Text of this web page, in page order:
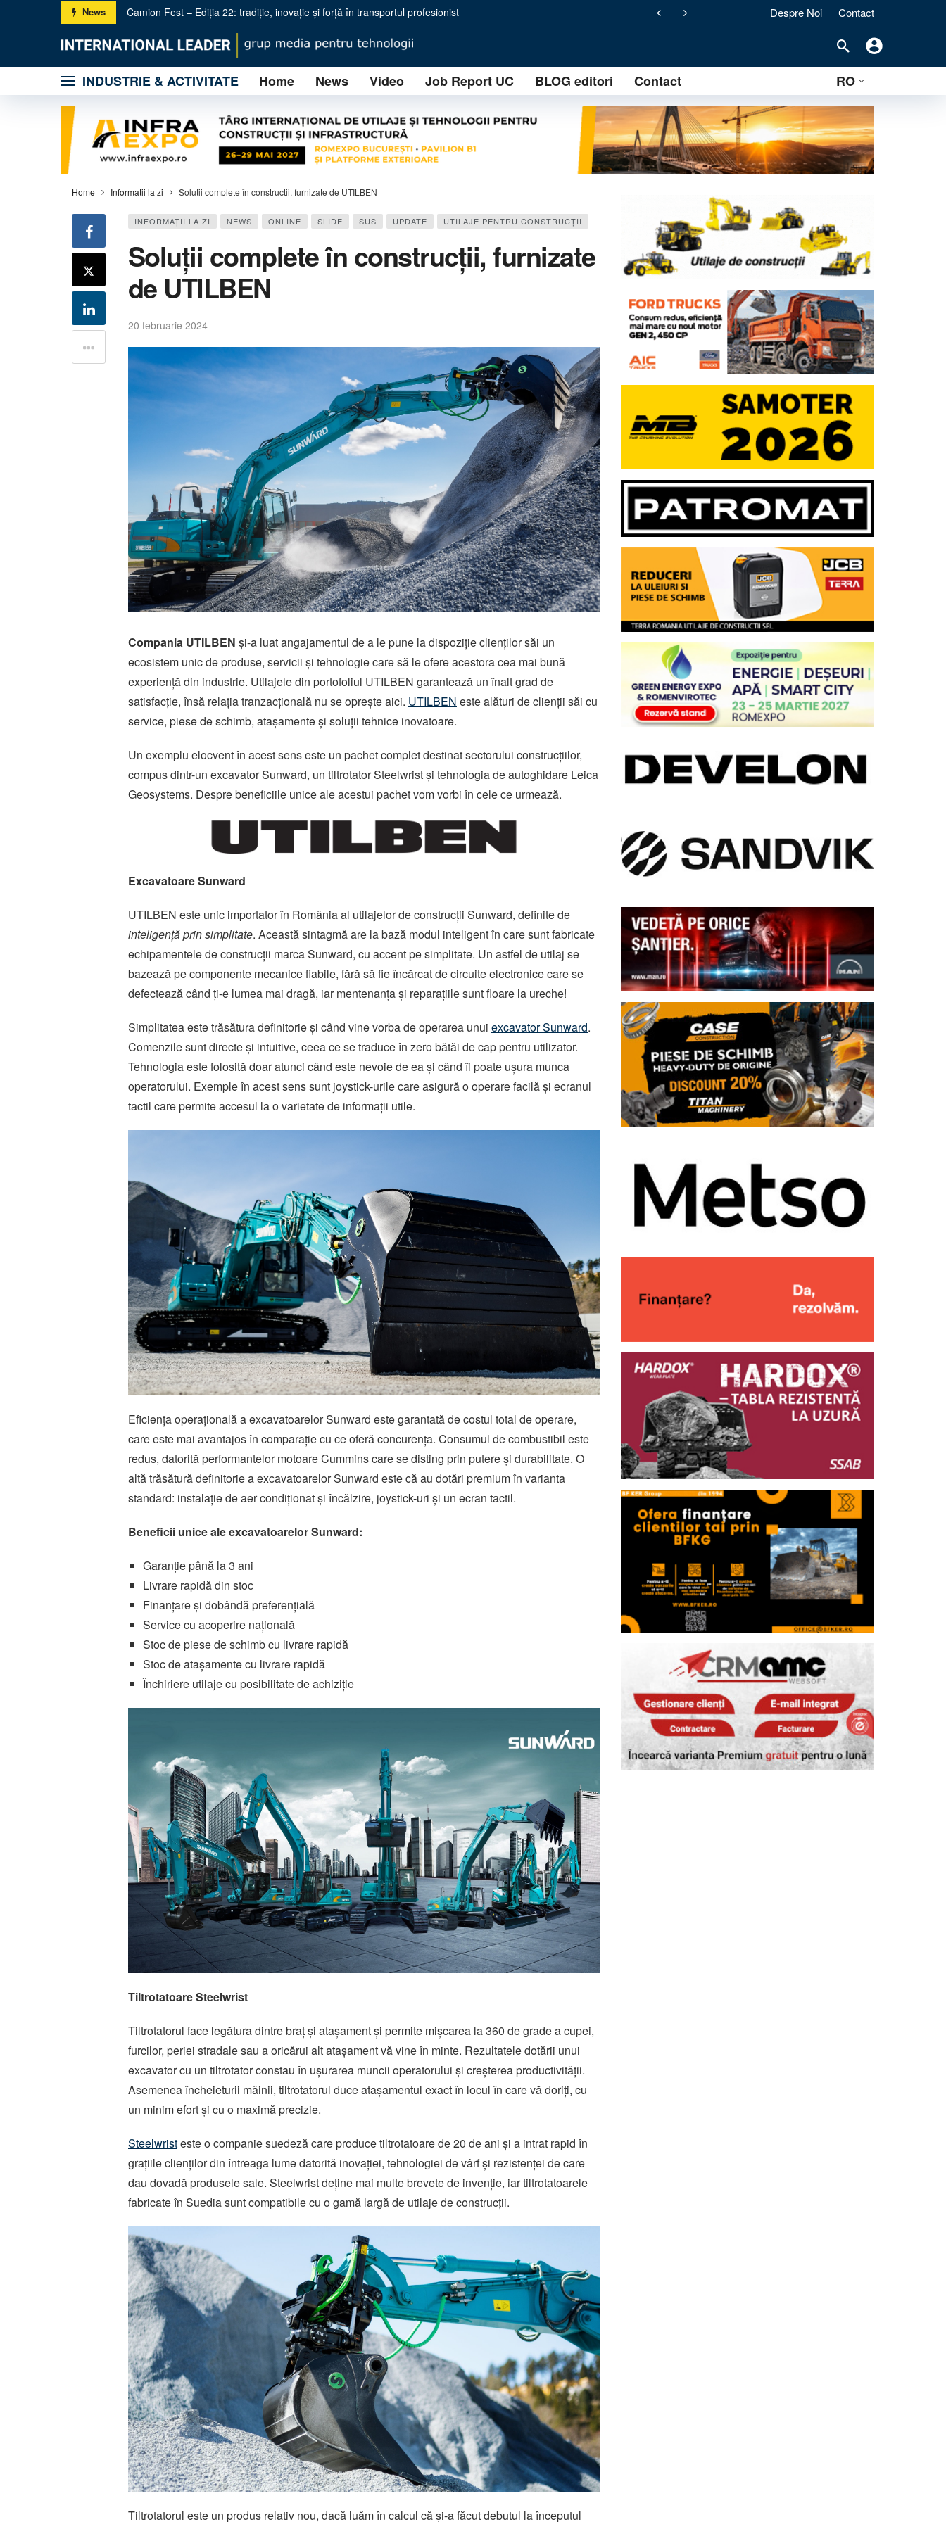
News Camion Fest – Ediția 22: tradiție, inovație și forță în transportul profesionist
KUHN România accelerează dezvoltarea națională prin două noi sedii regionale în Turda și Timișoara
Metso: trei noi concasoare primare pentru o nouă eră în minerit
BOLEO – Utilajele compacte de nouă generație ale unui brand tânăr, dar cu ambiții industriale majore
Gama PURE Electric – producătorul SBM schimbă regulile jocului în concasarea mobilă
Propel & Omega – Tehnologie avansată și eficiență operațională pentru concasarea modernă
Wirtgen Group la salonul Hillhead UK 2026: ”You will never crush alone”
Despre Noi Contact
INDUSTRIE & ACTIVITATE Home News Video Job Report UC BLOG editori Contact RO
Home Informaţii la zi Soluții complete în construcții, furnizate de UTILBEN
INFORMAŢII LA ZI NEWS ONLINE SLIDE SUS UPDATE UTILAJE PENTRU CONSTRUCŢII
Soluții complete în construcții, furnizate
de UTILBEN
20 februarie 2024
Compania UTILBEN și-a luat angajamentul de a le pune la dispoziție clienților săi un
ecosistem unic de produse, servicii și tehnologie care să le ofere acestora cea mai bună
experiență din industrie. Utilajele din portofoliul UTILBEN garantează un înalt grad de
satisfacție, însă relația tranzacțională nu se oprește aici. UTILBEN este alături de clienții săi cu
service, piese de schimb, atașamente și soluții tehnice inovatoare.
Un exemplu elocvent în acest sens este un pachet complet destinat sectorului construcțiilor,
compus dintr-un excavator Sunward, un tiltrotator Steelwrist și tehnologia de autoghidare Leica
Geosystems. Despre beneficiile unice ale acestui pachet vom vorbi în cele ce urmează.
Excavatoare Sunward
UTILBEN este unic importator în România al utilajelor de construcții Sunward, definite de
inteligență prin simplitate. Această sintagmă are la bază modul inteligent în care sunt fabricate
echipamentele de construcții marca Sunward, cu accent pe simplitate. Un astfel de utilaj se
bazează pe componente mecanice fiabile, fără să fie încărcat de circuite electronice care se
defectează când ți-e lumea mai dragă, iar mentenanța și reparațiile sunt floare la ureche!
Simplitatea este trăsătura definitorie și când vine vorba de operarea unui excavator Sunward.
Comenzile sunt directe și intuitive, ceea ce se traduce în zero bătăi de cap pentru utilizator.
Tehnologia este folosită doar atunci când este nevoie de ea și când îi poate ușura munca
operatorului. Exemple în acest sens sunt joystick-urile care asigură o operare facilă și ecranul
tactil care permite accesul la o varietate de informații utile.
Eficiența operațională a excavatoarelor Sunward este garantată de costul total de operare,
care este mai avantajos în comparație cu ce oferă concurența. Consumul de combustibil este
redus, datorită performantelor motoare Cummins care se disting prin putere și durabilitate. O
altă trăsătură definitorie a excavatoarelor Sunward este că au dotări premium în varianta
standard: instalație de aer condiționat și încălzire, joystick-uri și un ecran tactil.
Beneficii unice ale excavatoarelor Sunward:
Garanție până la 3 ani
Livrare rapidă din stoc
Finanțare și dobândă preferențială
Service cu acoperire națională
Stoc de piese de schimb cu livrare rapidă
Stoc de atașamente cu livrare rapidă
Închiriere utilaje cu posibilitate de achiziție
TiltrotatoareSteelwrist
Tiltrotatorul face legătura dintre braț și atașament și permite mișcarea la 360 de grade a cupei,
furcilor, periei stradale sau a oricărui alt atașament vă vine în minte. Rezultatele dotării unui
excavator cu un tiltrotator constau în ușurarea muncii operatorului și creșterea productivității.
Asemenea încheieturii mâinii, tiltrotatorul duce atașamentul exact în locul în care vă doriți, cu
un minim efort și cu o maximă precizie.
Steelwristeste o companie suedeză care produce tiltrotatoare de 20 de ani și a intrat rapid în
grațiile clienților din întreaga lume datorită inovației, tehnologiei de vârf și rezistenței de care
dau dovadă produsele sale. Steelwrist deține mai multe brevete de invenție, iar tiltrotatoarele
fabricate în Suedia sunt compatibile cu o gamă largă de utilaje de construcții.
Tiltrotatorul este un produs relativ nou, dacă luăm în calcul că și-a făcut debutul la începutul